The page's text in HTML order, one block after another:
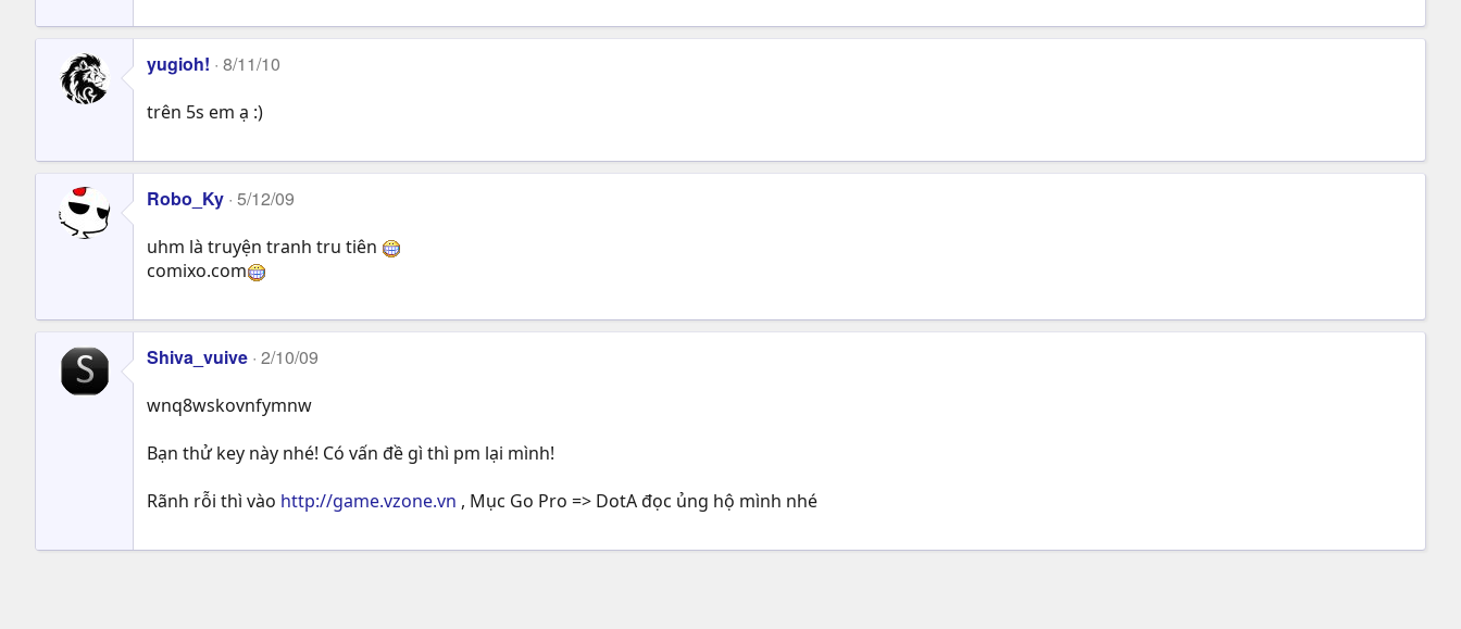
yugioh! 8/11/10
trên 5s em ạ :)
Robo_Ky 5/12/09
uhm là truyện tranh tru tiên
comixo.com
Shiva_vuive 2/10/09
wnq8wskovnfymnw
Bạn thử key này nhé! Có vấn đề gì thì pm lại mình!
Rãnh rỗi thì vào http://game.vzone.vn , Mục Go Pro => DotA đọc ủng hộ mình nhé